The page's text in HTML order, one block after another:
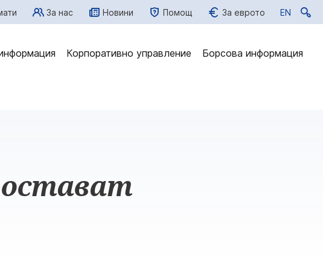
За нас Новини Помощ За еврото EN
EN
Корпоративно управление Борсова информация